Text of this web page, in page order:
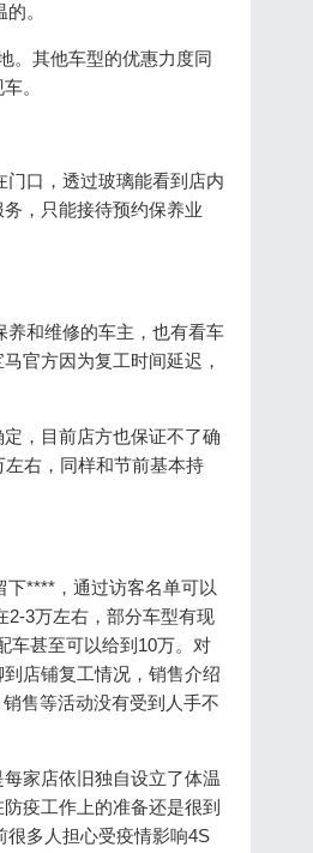
。
。其他车型的优惠力度同
。
口，透过玻璃能看到店内
，只能接待预约保养业
养和维修的车主，也有看车
官方因为复工时间延迟，
，目前店方也保证不了确
右，同样和节前基本持
****，通过访客名单可以
2-3万左右，部分车型有现
车甚至可以给到10万。对
店铺复工情况，销售介绍
售等活动没有受到人手不
家店依旧独自设立了体温
疫工作上的准备还是很到
很多人担心受疫情影响4S